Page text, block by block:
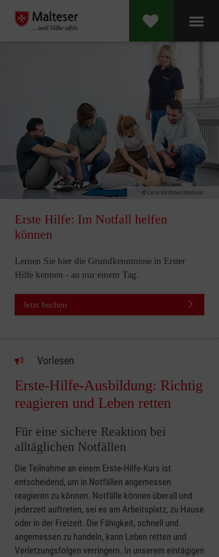
Lena Kirchner/Malteser
Erste Hilfe: Im Notfall helfen
können
Lernen Sie hier die Grundkenntnisse in Erster
Hilfe kennen - an nur einem Tag.
Jetzt buchen
Vorlesen
Erste-Hilfe-Ausbildung: Richtig
reagieren und Leben retten
Für eine sichere Reaktion bei
alltäglichen Notfällen
Die Teilnahme an einem Erste-Hilfe-Kurs ist
entscheidend, um in Notfällen angemessen
reagieren zu können. Notfälle können überall und
jederzeit auftreten, sei es am Arbeitsplatz, zu Hause
oder in der Freizeit. Die Fähigkeit, schnell und
angemessen zu handeln, kann Leben retten und
Verletzungsfolgen verringern. In unserem eintägigen